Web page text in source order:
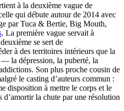
à la deuxième vague de
qui débute autour de 2014 avec
par Tuca & Bertie, Big Mouth,
. La première vague servait à
se sert de
à des territoires intérieurs que la
— la dépression, la puberté, la
Son plus proche cousin de
le casting d’auteurs commun :
disposition à mettre le corps et le
la chute par une résolution